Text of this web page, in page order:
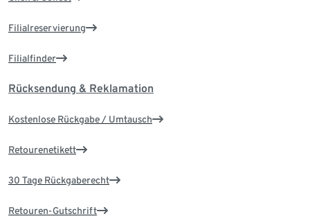
Filialreservierung
Filialfinder
Rücksendung & Reklamation
Kostenlose Rückgabe / Umtausch
Retourenetikett
30 Tage Rückgaberecht
Retouren-Gutschrift